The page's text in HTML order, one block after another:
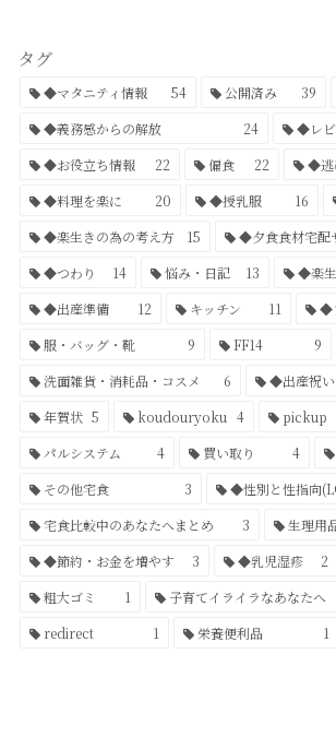
タグ
◆マタニティ情報 54 公開済み 39
◆義務感からの解放
24 ◆レ
◆お役立ち情報
22 偏食 22 ◆逃
◆料理を楽に
20 ◆授乳服 16
◆楽生きの為の考え方
15 ◆夕食食材宅配
◆つわり
14 悩み・日記 13 ◆楽
◆出産準備
12 キッチン 11 ◆
服・バッグ・靴
9 FF14 9
洗面雑貨・消耗品・コスメ
6 ◆出産祝い
年賀状 5 koudouryoku 4 pickup
パルシステム
4 買い取り 4
その他宅食
3 ◆性別と性指向
宅食比較中のあなたへまとめ
3 生理用
◆節約・お金を増やす
3 ◆乳児湿疹 2
粗大ゴミ
1 子育てイライラなあなたへ
redirect
1 栄養便利品 1